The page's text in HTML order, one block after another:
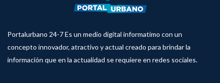
Portalurbano 24-7 Es un medio digital informatimo con un
concepto innovador, atractivo y actual creado para brindar la
información que en la actualidad se requiere en redes sociales.